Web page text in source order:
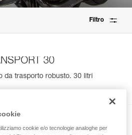
Filtro
30
da trasporto robusto. 30 litri
45
cookie e/o tecnologie analoghe per